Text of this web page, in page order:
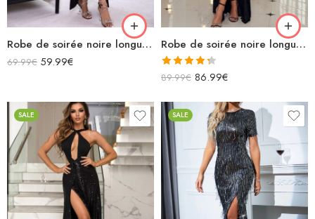
Robe de soirée noire longue fendue en satin bretelles avec volants
69.99€ 59.99€
Robe de soirée noire longue fendue en velours épaules dénudées
Note4.33
89.99€ 86.99€
SALE SALE